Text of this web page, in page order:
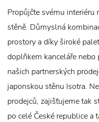
Propůjčte svému
stěně. Důmyslná
prostory a díky široké
doplňkem kanceláře
našich partnerských
japonskou stěnu Isotra.
prodejců, zajišťujeme tak
po celé České republice a